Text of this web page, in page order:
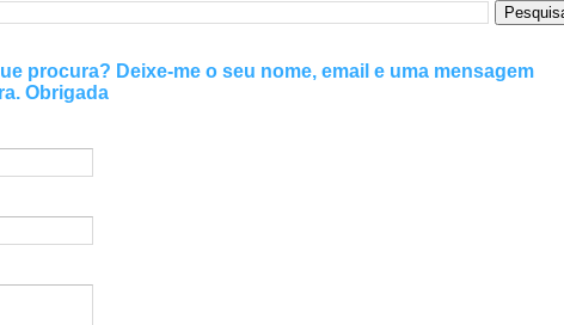
procura? Deixe-me o seu nome, email e uma mensagem
Obrigada